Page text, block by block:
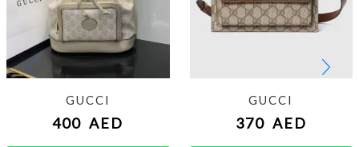
GUCCI
400 AED
GUCCI
370 AED